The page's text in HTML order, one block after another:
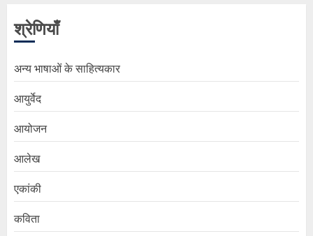
श्रेणियाँ
अन्य भाषाओं के साहित्यकार
आयुर्वेद
आयोजन
आलेख
एकांकी
कविता